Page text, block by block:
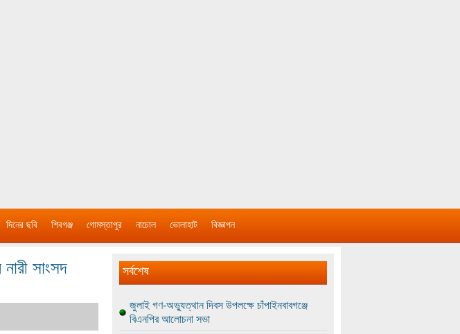
দিনের ছবি শিবগঞ্জ গোমস্তাপুর নাচোল ভোলাহাট বিজ্ঞাপন
সাংসদ
সর্বশেষ
জুলাই গণ-অভ্যুত্থান দিবস উপলক্ষে চাঁপাইনবাবগঞ্জে
বিএনপির আলোচনা সভা